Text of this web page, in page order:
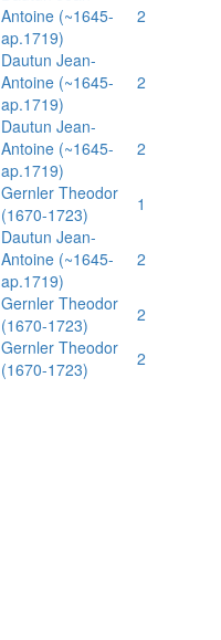
Antoine (~1645-
ap.1719)
2
Dautun Jean-
Antoine (~1645-
ap.1719)
2
Dautun Jean-
Antoine (~1645-
ap.1719)
2
Gernler Theodor
(1670-1723)
1
Dautun Jean-
Antoine (~1645-
ap.1719)
2
Gernler Theodor
(1670-1723)
2
Gernler Theodor
(1670-1723)
2